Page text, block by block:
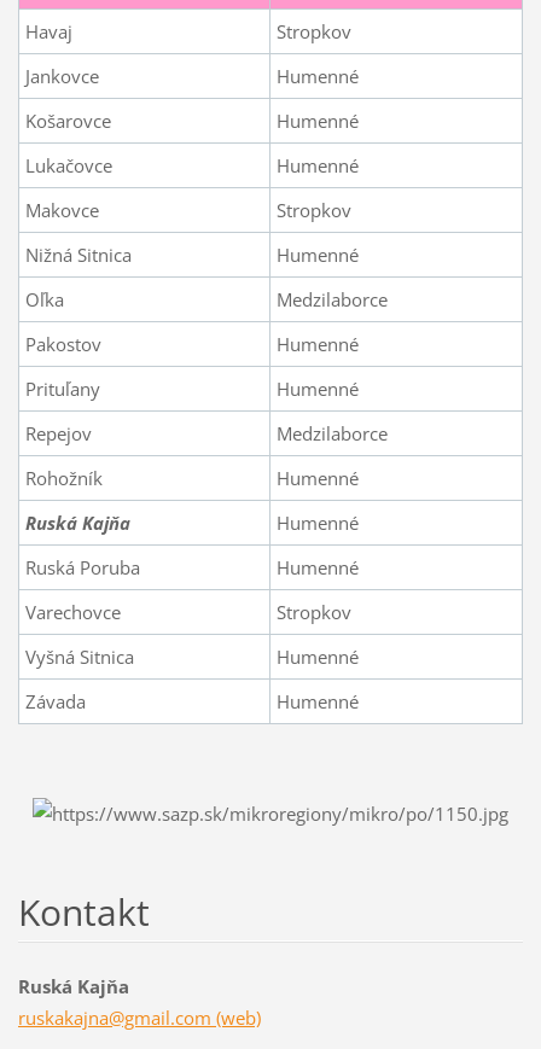
Havaj
Stropkov
Jankovce
Humenné
Košarovce
Humenné
Lukačovce
Humenné
Makovce
Stropkov
Nižná Sitnica
Humenné
Oľka
Medzilaborce
Pakostov
Humenné
Prituľany
Humenné
Repejov
Medzilaborce
Rohožník
Humenné
Ruská Kajňa
Humenné
Ruská Poruba
Humenné
Varechovce
Stropkov
Vyšná Sitnica
Humenné
Závada
Humenné
Kontakt
Ruská Kajňa
ruskakajna@gmail.com (web)